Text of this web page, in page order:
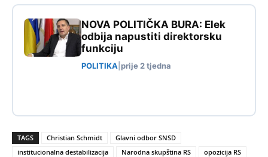
NOVA POLITIČKA BURA: Elek
odbija napustiti direktorsku
funkciju
POLITIKA prije 2 tjedna
TAGS Christian Schmidt
Glavni odbor SNSD
institucionalna destabilizacija
Narodna skupština RS
opozicija RS